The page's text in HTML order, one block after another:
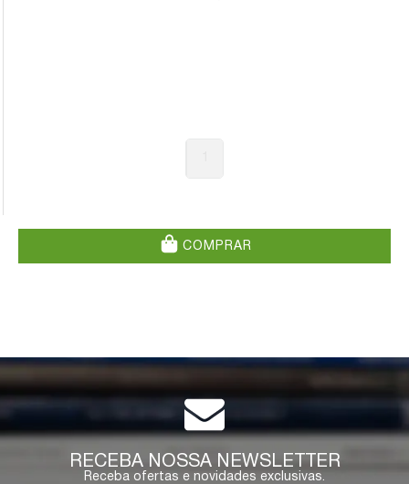
COMPRAR
RECEBA NOSSA NEWSLETTER
Receba ofertas e novidades exclusivas.